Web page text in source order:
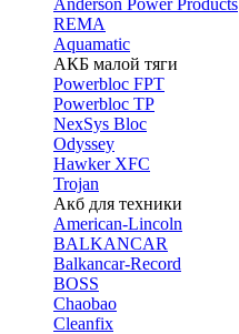
Anderson Power Products
REMA
Aquamatic
АКБ малой тяги
Powerbloc FPT
Powerbloc TP
NexSys Bloc
Odyssey
Hawker XFC
Trojan
Акб для техники
American-Lincoln
BALKANCAR
Balkancar-Record
BOSS
Chaobao
Cleanfix